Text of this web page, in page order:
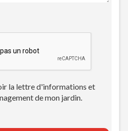
la lettre d'informations et
de mon jardin.